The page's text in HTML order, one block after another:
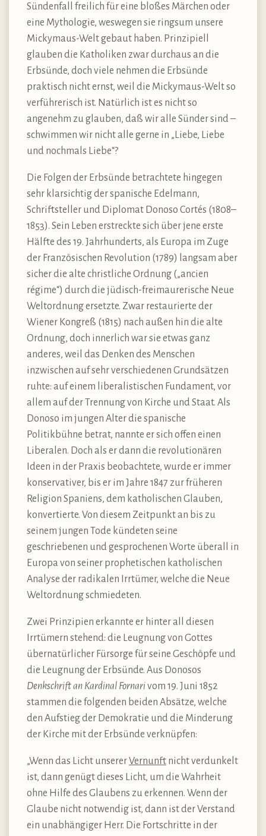
Sündenfall freilich für eine bloßes Märchen oder
eine Mythologie, weswegen sie ringsum unsere
Mickymaus-Welt gebaut haben. Prinzipiell
glauben die Katholiken zwar durchaus an die
Erbsünde, doch viele nehmen die Erbsünde
praktisch nicht ernst, weil die Mickymaus-Welt so
verführerisch ist. Natürlich ist es nicht so
angenehm zu glauben, daß wir alle Sünder sind –
schwimmen wir nicht alle gerne in „Liebe, Liebe
und nochmals Liebe“?
Die Folgen der Erbsünde betrachtete hingegen
sehr klarsichtig der spanische Edelmann,
Schriftsteller und Diplomat Donoso Cortés (1808–
1853). Sein Leben erstreckte sich über jene erste
Hälfte des 19. Jahrhunderts, als Europa im Zuge
der Französischen Revolution (1789) langsam aber
sicher die alte christliche Ordnung („ancien
régime“) durch die jüdisch-freimaurerische Neue
Weltordnung ersetzte. Zwar restaurierte der
Wiener Kongreß (1815) nach außen hin die alte
Ordnung, doch innerlich war sie etwas ganz
anderes, weil das Denken des Menschen
inzwischen auf sehr verschiedenen Grundsätzen
ruhte: auf einem liberalistischen Fundament, vor
allem auf der Trennung von Kirche und Staat. Als
Donoso im jungen Alter die spanische
Politikbühne betrat, nannte er sich offen einen
Liberalen. Doch als er dann die revolutionären
Ideen in der Praxis beobachtete, wurde er immer
konservativer, bis er im Jahre 1847 zur früheren
Religion Spaniens, dem katholischen Glauben,
konvertierte. Von diesem Zeitpunkt an bis zu
seinem jungen Tode kündeten seine
geschriebenen und gesprochenen Worte überall in
Europa von seiner prophetischen katholischen
Analyse der radikalen Irrtümer, welche die Neue
Weltordnung schmiedeten.
Zwei Prinzipien erkannte er hinter all diesen
Irrtümern stehend: die Leugnung von Gottes
übernatürlicher Fürsorge für seine Geschöpfe und
die Leugnung der Erbsünde. Aus Donosos
Denkschrift an Kardinal Fornarivom 19. Juni 1852
stammen die folgenden beiden Absätze, welche
den Aufstieg der Demokratie und die Minderung
der Kirche mit der Erbsünde verknüpfen:
„Wenn das Licht unsererVernunft nicht verdunkelt
ist, dann genügt dieses Licht, um die Wahrheit
ohne Hilfe des Glaubens zu erkennen. Wenn der
Glaube nicht notwendig ist, dann ist der Verstand
ein unabhängiger Herr. Die Fortschritte in der